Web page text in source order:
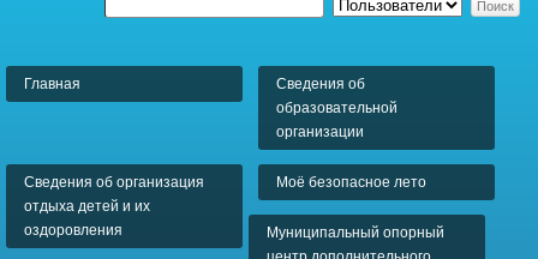
Главная
Сведения об
образовательной
организации
Сведения об организация
отдыха детей и их
оздоровления
Моё безопасное лето
Муниципальный опорный